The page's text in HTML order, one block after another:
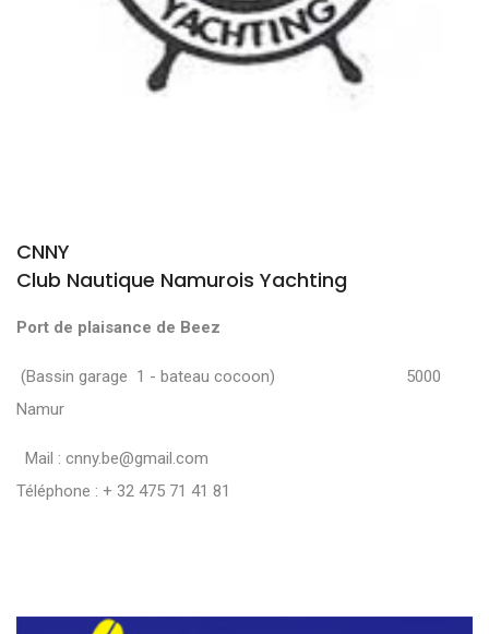
CNNY
Club Nautique Namurois Yachting
Port de plaisance de Beez
(Bassin garage 1 - bateau cocoon) 5000
Namur
Mail : cnny.be@gmail.com
Téléphone : + 32 475 71 41 81